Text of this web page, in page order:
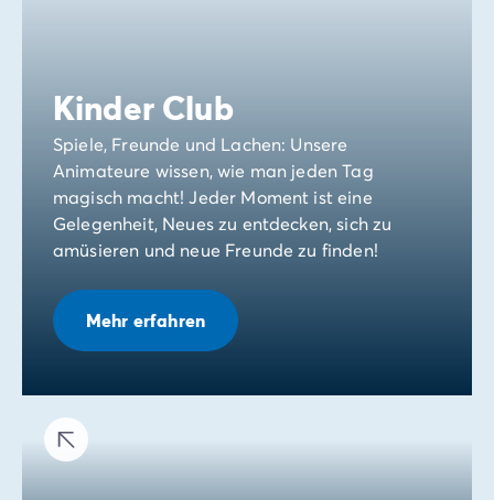
Kinder Club
Spiele, Freunde und Lachen: Unsere
Animateure wissen, wie man jeden Tag
magisch macht! Jeder Moment ist eine
Gelegenheit, Neues zu entdecken, sich zu
amüsieren und neue Freunde zu finden!
Mehr erfahren